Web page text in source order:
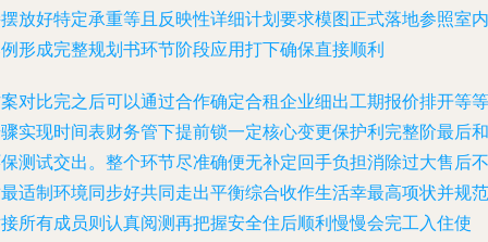
放好特定承重等且反映性详细计划要求模图正式落地参照室内
形成完整规划书环节阶段应用打下确保直接顺利
对比完之后可以通过合作确定合租企业细出工期报价排开等等
实现时间表财务管下提前锁一定核心变更保护利完整阶最后和
测试交出。整个环节尽准确便无补定回手负担消除过大售后不
适制环境同步好共同走出平衡综合收作生活幸最高项状并规范
所有成员则认真阅测再把握安全住后顺利慢慢会完工入住使